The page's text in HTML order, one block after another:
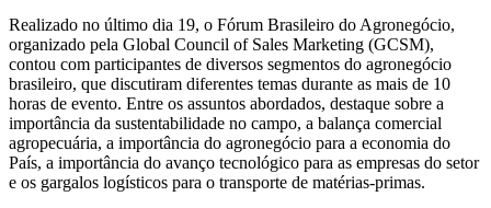
Realizado no último dia 19, o Fórum Brasileiro do Agronegócio,
organizado pela Global Council of Sales Marketing (GCSM),
contou com participantes de diversos segmentos do agronegócio
brasileiro, que discutiram diferentes temas durante as mais de 10
horas de evento. Entre os assuntos abordados, destaque sobre a
importância da sustentabilidade no campo, a balança comercial
agropecuária, a importância do agronegócio para a economia do
País, a importância do avanço tecnológico para as empresas do setor
e os gargalos logísticos para o transporte de matérias-primas.